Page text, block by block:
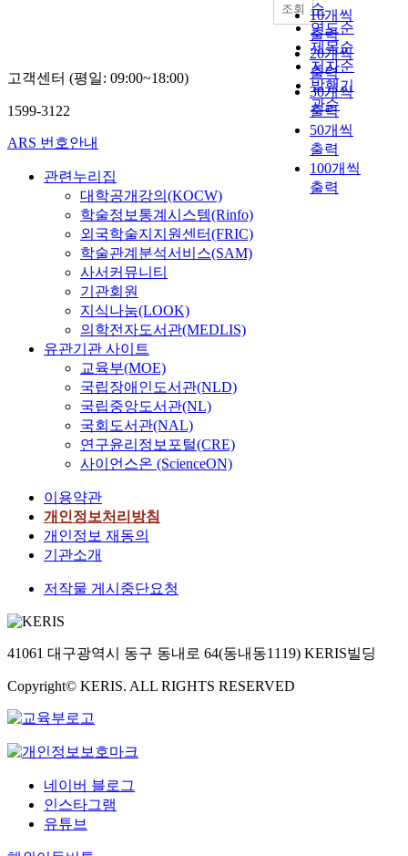
순
연도순
제목순
저자순
발행기
관순
10개씩
출력
20개씩
출력
30개씩
출력
50개씩
출력
100개씩
출력
조회
고객센터 (평일: 09:00~18:00)
1599-3122
ARS 번호안내
관련누리집
대학공개강의(KOCW)
학술정보통계시스템(Rinfo)
외국학술지지원센터(FRIC)
학술관계분석서비스(SAM)
사서커뮤니티
기관회원
지식나눔(LOOK)
의학전자도서관(MEDLIS)
유관기관 사이트
교육부(MOE)
국립장애인도서관(NLD)
국립중앙도서관(NL)
국회도서관(NAL)
연구윤리정보포털(CRE)
사이언스온 (ScienceON)
이용약관
개인정보처리방침
개인정보 재동의
기관소개
저작물 게시중단요청
41061 대구광역시 동구 동내로 64(동내동1119) KERIS빌딩
Copyright© KERIS. ALL RIGHTS RESERVED
네이버 블로그
인스타그램
유튜브